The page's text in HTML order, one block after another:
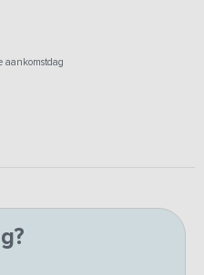
aankomstdag